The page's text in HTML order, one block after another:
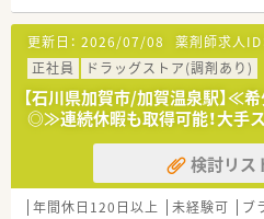
＜プライベートも充実できる
年間休日は120～125日ござい
しており、最大20日間（1～4回
な時間を十分に確保できます。
＜育児サポート体制も整って
育児休業は最大3年間の取得が
は「98.6％」と高水準！
育児時短勤務は、最大3時間の
小学校卒業する迄取得が可能
更新日： 2026/07/08 薬剤師求人ID
正社員
ドラッグストア(調剤あり)
【石川県加賀市/加賀温泉駅】≪
◎≫連続休暇も取得可能！大手
検討リス
年間休日120日以上 未経験可 ブ